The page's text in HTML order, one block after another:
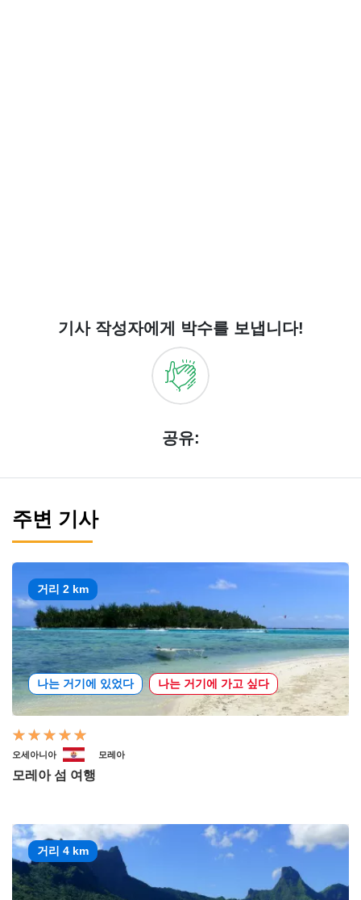
기사 작성자에게 박수를 보냅니다!
공유:
주변 기사
거리 2 km
나는 거기에 있었다 나는 거기에 가고 싶다
오세아니아 모레아
모레아 섬 여행
거리 4 km